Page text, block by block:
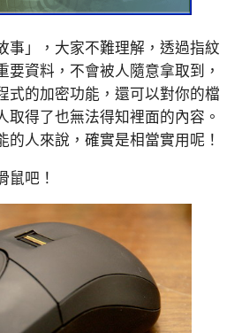
事」，大家不難理解，透過指紋
要資料，不會被人隨意拿取到，
式的加密功能，還可以對你的檔
取得了也無法得知裡面的內容。
的人來說，確實是相當實用呢！
鼠吧！